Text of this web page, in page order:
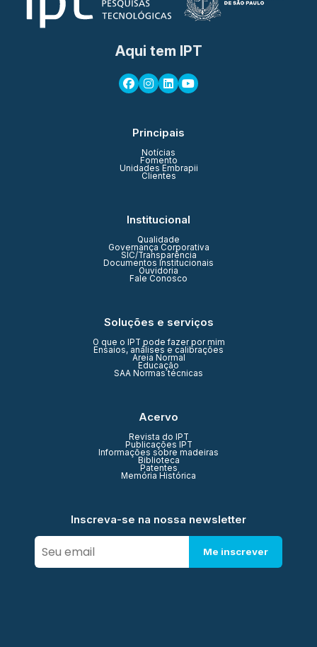
Aqui tem IPT
Principais
Notícias
Fomento
Unidades Embrapii
Clientes
Institucional
Qualidade
Governança Corporativa
SIC/Transparência
Documentos Institucionais
Ouvidoria
Fale Conosco
Soluções e serviços
O que o IPT pode fazer por mim
Ensaios, análises e calibrações
Areia Normal
Educação
SAA Normas técnicas
Acervo
Revista do IPT
Publicações IPT
Informações sobre madeiras
Biblioteca
Patentes
Memória Histórica
Inscreva-se na nossa newsletter
Me inscrever